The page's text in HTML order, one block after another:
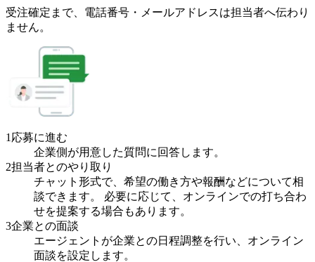
受注確定まで、 電話番号・メールアドレスは担当者へ伝わり
ません。
1 応募に進む
企業側が用意した質問に回答します。
2担当者とのやり取り
チャット形式で、希望の働き方や報酬などについて相
談できます。 必要に応じて、オンラインでの打ち合わ
せを提案する場合もあります。
3企業との面談
エージェントが企業との日程調整を行い、オンライン
面談を設定します。